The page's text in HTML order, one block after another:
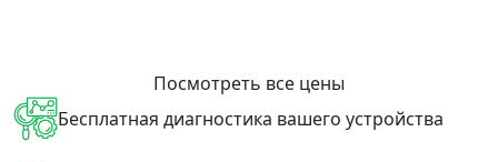
Посмотреть все цены
Бесплатная диагностика вашего устройства